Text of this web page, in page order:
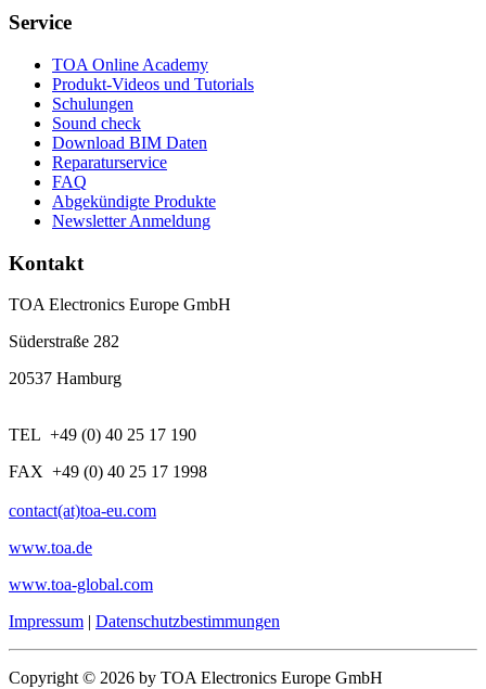
Service
TOA Online Academy
Produkt-Videos und Tutorials
Schulungen
Sound check
Download BIM Daten
Reparaturservice
FAQ
Abgekündigte Produkte
Newsletter Anmeldung
Kontakt
TOA Electronics Europe GmbH
Süderstraße 282
20537 Hamburg
TEL +49 (0) 40 25 17 190
FAX +49 (0) 40 25 17 1998
contact(at)toa-eu.com
www.toa.de
www.toa-global.com
Impressum | Datenschutzbestimmungen
Copyright © 2026 by TOA Electronics Europe GmbH